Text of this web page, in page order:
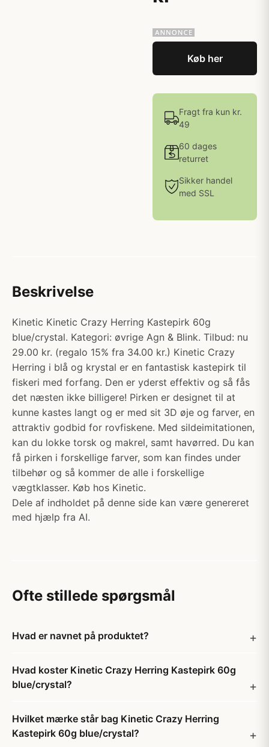
Køb her
Fragt fra kun kr.
49
60 dages
returret
Sikker handel
med SSL
Beskrivelse
Kinetic Kinetic Crazy Herring Kastepirk 60g
blue/crystal. Kategori: øvrige Agn & Blink. Tilbud: nu
29.00 kr. (regalo 15% fra 34.00 kr.) Kinetic Crazy
Herring i blå og krystal er en fantastisk kastepirk til
fiskeri med forfang. Den er yderst effektiv og så fås
det næsten ikke billigere! Pirken er designet til at
kunne kastes langt og er med sit 3D øje og farver, en
attraktiv godbid for rovfiskene. Med sildeimitationen,
kan du lokke torsk og makrel, samt havørred. Du kan
få pirken i forskellige farver, som kan findes under
tilbehør og så kommer de alle i forskellige
vægtklasser. Køb hos Kinetic.
Dele af indholdet på denne side kan være genereret
med hjælp fra AI.
Ofte stillede spørgsmål
Hvad er navnet på produktet?
Hvad koster Kinetic Crazy Herring Kastepirk 60g
blue/crystal?
Hvilket mærke står bag Kinetic Crazy Herring
Kastepirk 60g blue/crystal?